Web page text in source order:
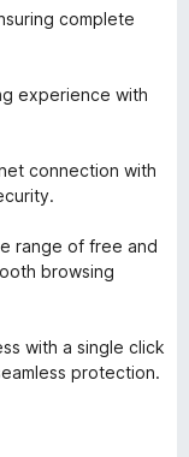
complete
experience with
connection with
range of free and
browsing
with a single click
protection.